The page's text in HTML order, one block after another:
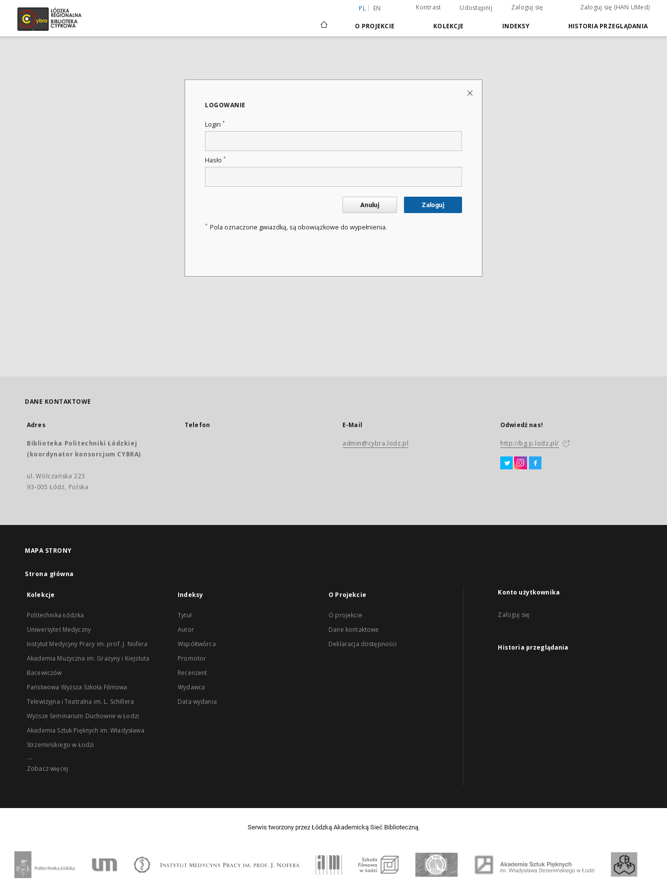
PL EN Kontrast Udostępnij Zaloguj się Zaloguj się (HAN UMed)
O PROJEKCIE KOLEKCJE INDEKSY HISTORIA PRZEGLĄDANIA
LOGOWANIE
Login *
Hasło *
Anuluj Zaloguj
* Pola oznaczone gwiazdką, są obowiązkowe do wypełnienia.
DANE KONTAKTOWE
Adres
Biblioteka Politechniki Łódzkiej
(koordynator konsorcjum CYBRA)
ul. Wólczańska 223
93-005 Łódź, Polska
Telefon E-Mail
admin@cybra.lodz.pl
Odwiedź nas!
http://bg.p.lodz.pl/
MAPA STRONY
Strona główna
Kolekcje
Politechnika Łódzka
Uniwersytet Medyczny
Instytut Medycyny Pracy im. prof. J. Nofera
Akademia Muzyczna im. Grażyny i Kiejstuta
Bacewiczów
Państwowa Wyższa Szkoła Filmowa
Telewizyjna i Teatralna im. L. Schillera
Wyższe Seminarium Duchowne w Łodzi
Akademia Sztuk Pięknych im. Władysława
Strzemińskiego w Łodzi
...
Zobacz więcej
Indeksy
Tytuł
Autor
Współtwórca
Promotor
Recenzent
Wydawca
Data wydania
O Projekcie
O projekcie
Dane kontaktowe
Deklaracja dostępności
Konto użytkownika
Zaloguj się
Historia przeglądania
Serwis tworzony przez Łódzką Akademicką Sieć Biblioteczną.